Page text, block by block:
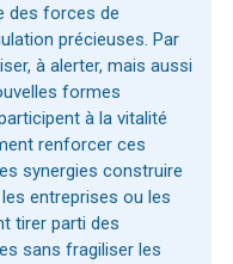
des forces de
précieuses. Par
à alerter, mais aussi
formes
à la vitalité
renforcer ces
synergies construire
entreprises ou les
tirer parti des
sans fragiliser les